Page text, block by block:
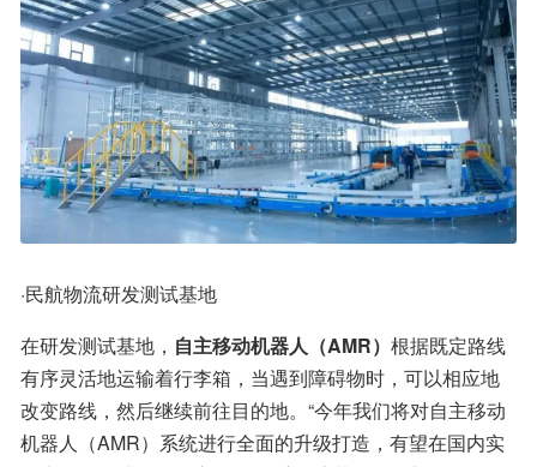
·民航物流研发测试基地
在研发测试基地， 自主移动机器人（AMR） 根据既定路线
有序灵活地运输着行李箱，当遇到障碍物时，可以相应地
改变路线，然后继续前往目的地。“今年我们将对自主移动
机器人（AMR）系统进行全面的升级打造，有望在国内实